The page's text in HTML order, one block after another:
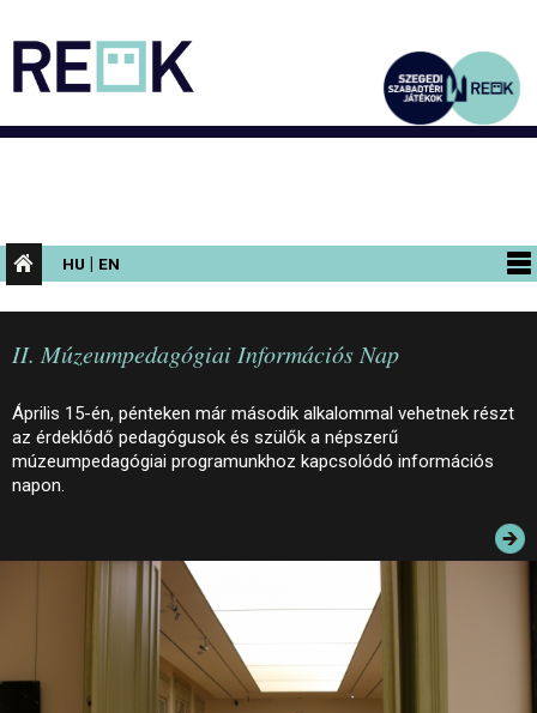
HU | EN
PROGRAMOK
KIÁLLÍTÁSOK
AZ ÉPÜLET
INFORMÁCIÓK
ELÉRHETŐSÉG
PALOTASÉTÁK ÉS VEZETÉSEK
KÖZÉRDEKŰ ADATOK
II. Múzeumpedagógiai Információs Nap
Április 15-én, pénteken már második alkalommal vehetnek részt
az érdeklődő pedagógusok és szülők a népszerű
múzeumpedagógiai programunkhoz kapcsolódó információs
napon.